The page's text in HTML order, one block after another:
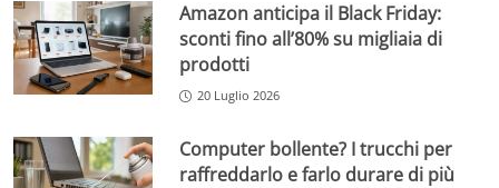
Amazon anticipa il Black Friday:
sconti fino all’80% su migliaia di
prodotti
20 Luglio 2026
Computer bollente? I trucchi per
raffreddarlo e farlo durare di più